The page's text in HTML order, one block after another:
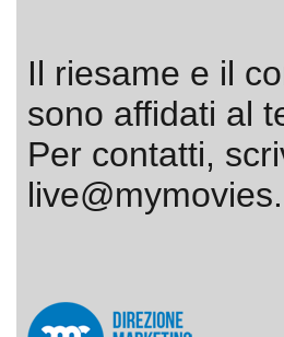
Il riesame e il
sono affidati al
Per contatti,